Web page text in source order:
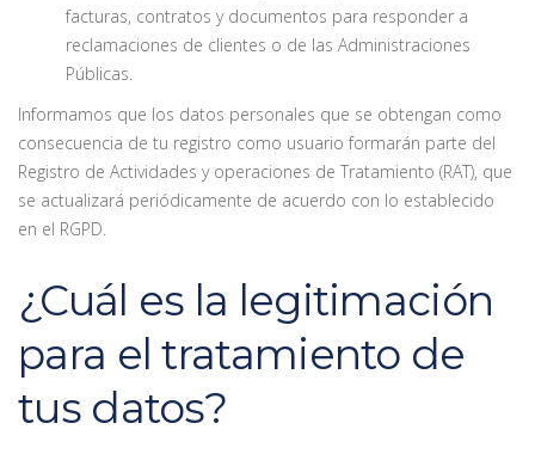
facturas, contratos y documentos para responder a
reclamaciones de clientes o de las Administraciones
Públicas.
Informamos que los datos personales que se obtengan como
consecuencia de tu registro como usuario formarán parte del
Registro de Actividades y operaciones de Tratamiento (RAT), que
se actualizará periódicamente de acuerdo con lo establecido
en el RGPD.
¿Cuál es la legitimación
para el tratamiento de
tus datos?